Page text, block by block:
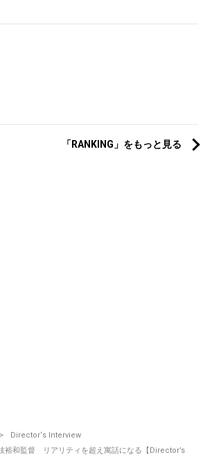
「RANKING」をもっと見る
Director‘s Interview
裕和監督 リアリティを超え寓話になる【Director’s